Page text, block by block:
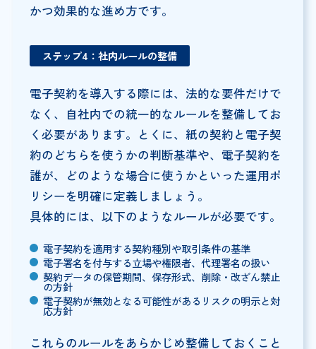
かつ効果的な進め方です。
ステップ4：社内ルールの整備
電子契約を導入する際には、法的な要件だけで
なく、自社内での統一的なルールを整備してお
く必要があります。とくに、紙の契約と電子契
約のどちらを使うかの判断基準や、電子契約を
誰が、どのような場合に使うかといった運用ポ
リシーを明確に定義しましょう。
具体的には、以下のようなルールが必要です。
電子契約を適用する契約種別や取引条件の基準
電子署名を付与する立場や権限者、代理署名の扱い
契約データの保管期間、保存形式、削除・改ざん禁止
の方針
電子契約が無効となる可能性があるリスクの明示と対
応方針
これらのルールをあらかじめ整備しておくこと